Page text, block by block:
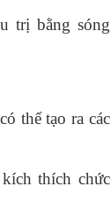
trị bằng sóng
thể tạo ra các
thích chức